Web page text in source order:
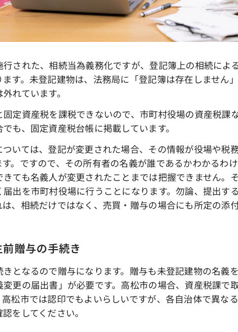
された、相続当為義務化ですが、登記簿上の相続によ
す。未登記建物は、法務局に「登記簿は存在しません
れています。
定資産税を課税できないので、市町村役場の資産税課
も、固定資産税台帳に掲載しています。
いては、登記が変更された場合、その情報が役場や税
。ですので、その所有者の名義が誰であるかわかるわ
ても名義人が変更されたことまでは把握できません。
出を市町村役場に行うことになります。勿論、提出す
、相続だけではなく、売買・贈与の場合にも所定の添
贈与の手続き
となるので贈与になります。贈与も未登記建物の名義
変更の届出書」が必要です。高松市の場合、資産税課で
松市では認印でもよいらしいですが、各自治体で異な
をしてください。